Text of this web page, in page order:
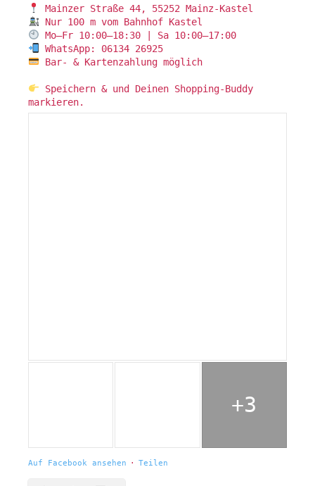
Mainzer Straße 44, 55252 Mainz-Kastel
Nur 100 m vom Bahnhof Kastel
Mo–Fr 10:00–18:30 | Sa 10:00–17:00
WhatsApp: 06134 26925
Bar- & Kartenzahlung möglich
Speichern & und Deinen Shopping-Buddy
markieren.
+3
Auf Facebook ansehen · Teilen